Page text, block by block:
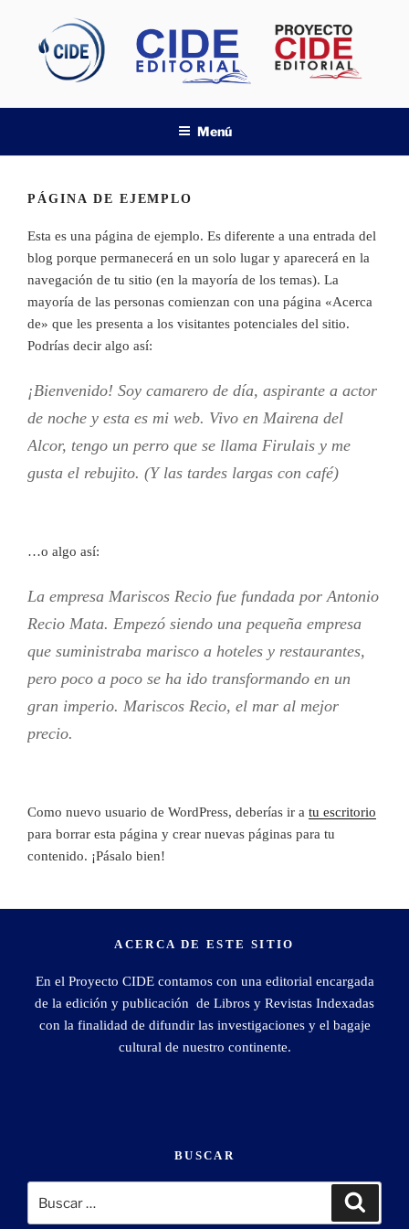
contenido
EDITORIAL CIDECUADOR
Menú
PÁGINA DE EJEMPLO
Esta es una página de ejemplo. Es diferente a una entrada del
blog porque permanecerá en un solo lugar y aparecerá en la
navegación de tu sitio (en la mayoría de los temas). La
mayoría de las personas comienzan con una página «Acerca
de» que les presenta a los visitantes potenciales del sitio.
Podrías decir algo así:
¡Bienvenido! Soy camarero de día, aspirante a actor
de noche y esta es mi web. Vivo en Mairena del
Alcor, tengo un perro que se llama Firulais y me
gusta el rebujito. (Y las tardes largas con café)
…o algo así:
La empresa Mariscos Recio fue fundada por Antonio
Recio Mata. Empezó siendo una pequeña empresa
que suministraba marisco a hoteles y restaurantes,
pero poco a poco se ha ido transformando en un
gran imperio. Mariscos Recio, el mar al mejor
precio.
Como nuevo usuario de WordPress, deberías ir a tu escritorio
para borrar esta página y crear nuevas páginas para tu
contenido. ¡Pásalo bien!
ACERCA DE ESTE SITIO
En el Proyecto CIDE contamos con una editorial encargada
de la edición y publicación de Libros y Revistas Indexadas
con la finalidad de difundir las investigaciones y el bagaje
cultural de nuestro continente.
BUSCAR